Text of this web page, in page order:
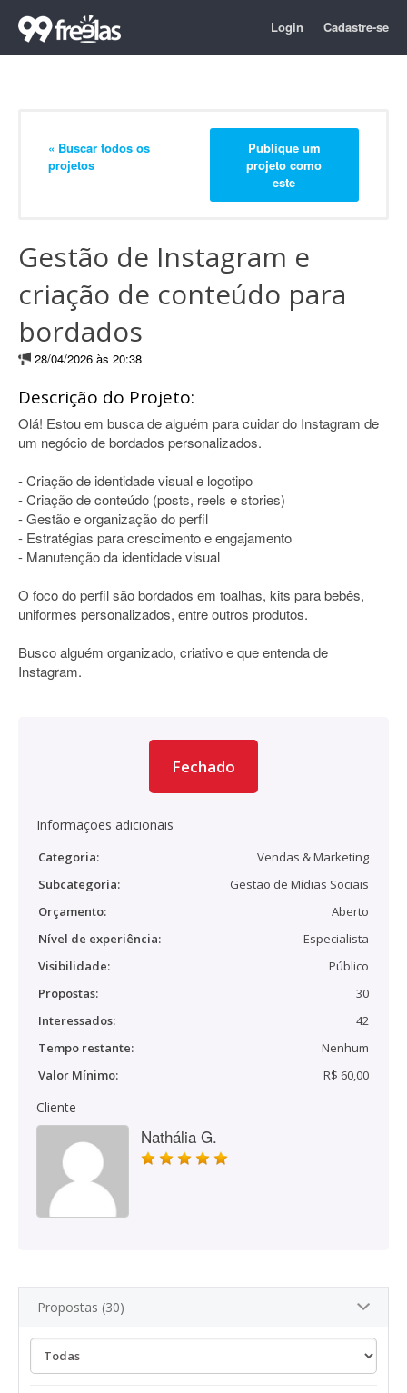
Login Cadastre-se
« Buscar todos os
projetos
Publique um
projeto como
este
Gestão de Instagram e
criação de conteúdo para
bordados
28/04/2026 às 20:38
Descrição do Projeto:
Olá! Estou em busca de alguém para cuidar do Instagram de
um negócio de bordados personalizados.
- Criação de identidade visual e logotipo
- Criação de conteúdo (posts, reels e stories)
- Gestão e organização do perfil
- Estratégias para crescimento e engajamento
- Manutenção da identidade visual
O foco do perfil são bordados em toalhas, kits para bebês,
uniformes personalizados, entre outros produtos.
Busco alguém organizado, criativo e que entenda de
Instagram.
Fechado
Informações adicionais
Categoria:
Vendas & Marketing
Subcategoria:
Gestão de Mídias Sociais
Orçamento:
Aberto
Nível de experiência:
Especialista
Visibilidade:
Público
Propostas:
30
Interessados:
42
Tempo restante:
Nenhum
Valor Mínimo:
R$ 60,00
Cliente
Nathália G.
Propostas (30)